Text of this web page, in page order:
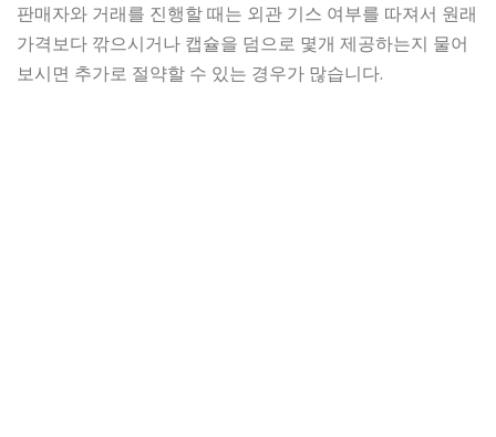
판매자와 거래를 진행할 때는 외관 기스 여부를 따져서 원래
가격보다 깎으시거나 캡슐을 덤으로 몇개 제공하는지 물어
보시면 추가로 절약할 수 있는 경우가 많습니다.